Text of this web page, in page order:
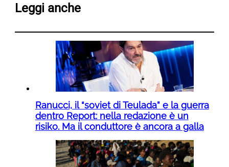
Leggi anche
Ranucci, il “soviet di Teulada” e la guerra
dentro Report: nella redazione è un
risiko. Ma il conduttore è ancora a galla